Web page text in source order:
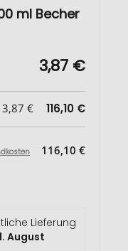
ml Becher
3,87 €
3,87 € 116,10 €
116,10 €
Lieferung
August